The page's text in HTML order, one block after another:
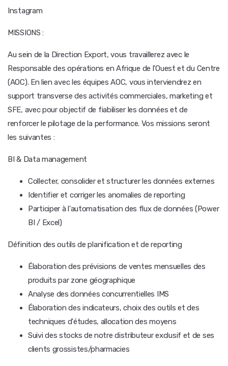
Instagram
MISSIONS :
Au sein de la Direction Export, vous travaillerez avec le
Responsable des opérations en Afrique de l'Ouest et du Centre
(AOC). En lien avec les équipes AOC, vous interviendrez en
support transverse des activités commerciales, marketing et
SFE, avec pour objectif de fiabiliser les données et de
renforcer le pilotage de la performance. Vos missions seront
les suivantes :
BI & Data management
Collecter, consolider et structurer les données externes
Identifier et corriger les anomalies de reporting
Participer à l'automatisation des flux de données (Power
BI / Excel)
Définition des outils de planification et de reporting
Élaboration des prévisions de ventes mensuelles des
produits par zone géographique
Analyse des données concurrentielles IMS
Élaboration des indicateurs, choix des outils et des
techniques d'études, allocation des moyens
Suivi des stocks de notre distributeur exclusif et de ses
clients grossistes/pharmacies